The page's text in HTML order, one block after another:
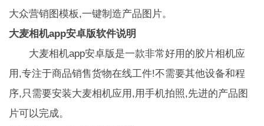
大众营销图模板,一键制造产品图片。
大麦相机app安卓版软件说明
大麦相机app安卓版是一款非常好用的胶片相机应
用,专注于商品销售货物在线工件!不需要其他设备和程
序,只需要安装大麦相机应用,用手机拍照,先进的产品图
片可以完成。